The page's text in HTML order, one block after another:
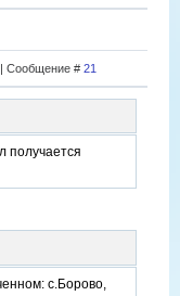
| Сообщение # 21
получается
с.Борово,